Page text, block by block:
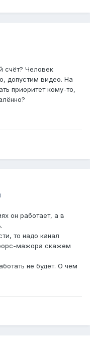
счёт? Человек
допустим видео. На
приоритет кому-то,
он работает, а в
то надо канал
мажора скажем
не будет. О чем